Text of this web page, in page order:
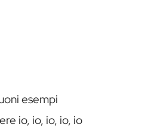
esempi
io, io, io, io, io